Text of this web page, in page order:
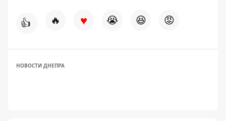
👍 🔥 ♥ 😭 😆 😡
НОВОСТИ ДНЕПРА